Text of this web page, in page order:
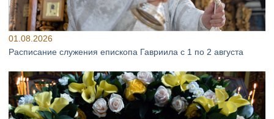
01.08.2026
Расписание служения епископа Гавриила с 1 по 2 августа